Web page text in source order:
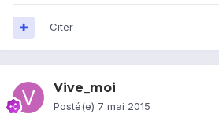
Citer
Vive_moi
Posté(e) 7 mai 2015